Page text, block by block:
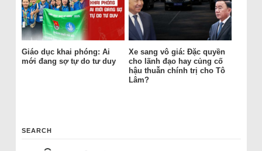
Giáo dục khai phóng: Ai
mới đang sợ tự do tư duy
Xe sang vô giá: Đặc quyền
cho lãnh đạo hay củng cố
hậu thuẫn chính trị cho Tô
Lâm?
SEARCH